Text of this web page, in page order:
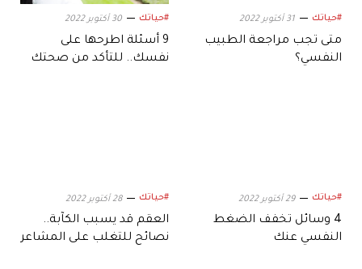
#حياتك 31 أكتوبر 2022
متى تجب مراجعة الطبيب
النفسي؟
#حياتك 30 أكتوبر 2022
9 أسئلة اطرحها على
نفسك.. للتأكد من صحتك
#حياتك 29 أكتوبر 2022
4 وسائل تخفف الضغط
النفسي عنك
#حياتك 28 أكتوبر 2022
العقم قد يسبب الكآبة..
نصائح للتغلب على المشاعر